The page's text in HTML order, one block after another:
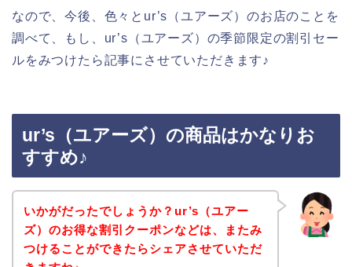
なので、今後、色々とur’s（ユアーズ）のお店のことを
調べて、もし、ur’s（ユアーズ）の季節限定の割引セー
ルをみつけたら記事にさせていただきます♪
ur’s（ユアーズ）の商品はかなりお
すすめ♪
いかがだったでしょうか？ur’s（ユアー
ズ）のお得な割引クーポンなどは、またみ
つけることができたらシェアさせていただ